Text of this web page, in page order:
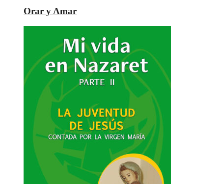
Orar y Amar